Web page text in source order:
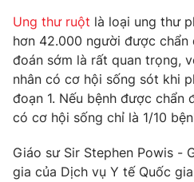
Chuyên mục khác
Emagazine
Photo
Video
Ung thư ruột là loại ung thư
hơn 42.000 người được chẩn
đoán sớm là rất quan trọng,
nhân có cơ hội sống sót khi
đoạn 1. Nếu bệnh được chẩn
có cơ hội sống chỉ là 1/10
Giáo sư Sir Stephen Powis -
gia của Dịch vụ Y tế Quốc